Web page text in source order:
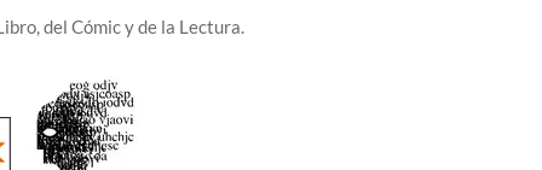
del Cómic y de la Lectura.